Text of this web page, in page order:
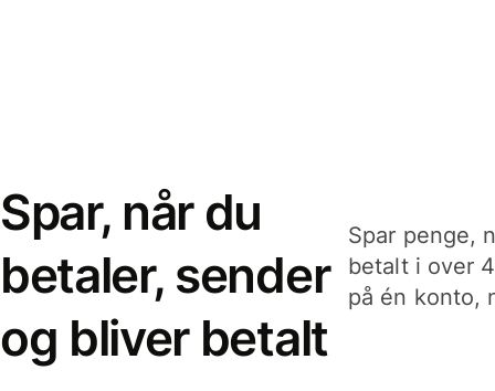
Spar, når du
betaler, sender
og bliver betalt
Spar penge,
betalt i over
på én konto,